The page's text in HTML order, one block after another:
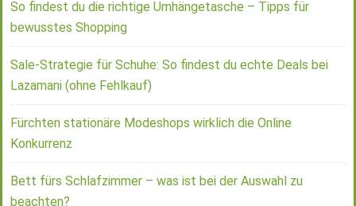
So findest du die richtige Umhängetasche – Tipps für
bewusstes Shopping
Sale-Strategie für Schuhe: So findest du echte Deals bei
Lazamani (ohne Fehlkauf)
Fürchten stationäre Modeshops wirklich die Online
Konkurrenz
Bett fürs Schlafzimmer – was ist bei der Auswahl zu
beachten?